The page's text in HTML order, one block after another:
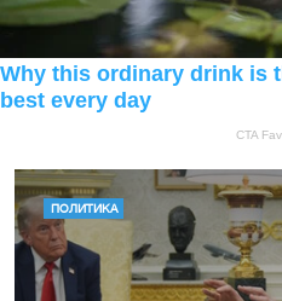
ПОЛИТИКА